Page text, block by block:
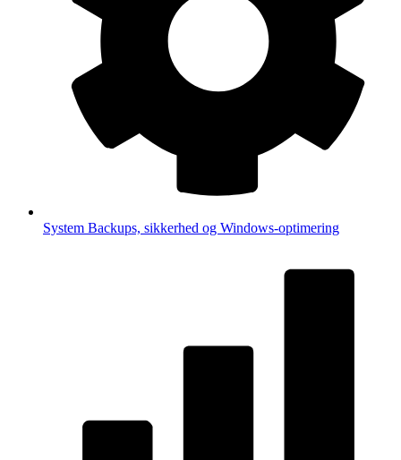
System Backups, sikkerhed og Windows-optimering